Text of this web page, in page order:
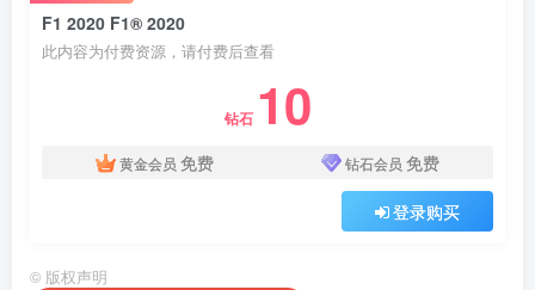
F1 2020 F1® 2020
此内容为付费资源，请付费后查看
钻石 10
黄金会员 免费 钻石会员 免费
登录购买
© 版权声明